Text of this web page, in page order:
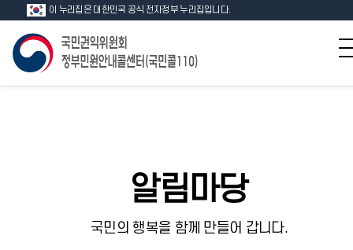
이 누리집은 대한민국 공식 전자정부 누리집입니다.
알림마당
국민의 행복을 함께 만들어 갑니다.